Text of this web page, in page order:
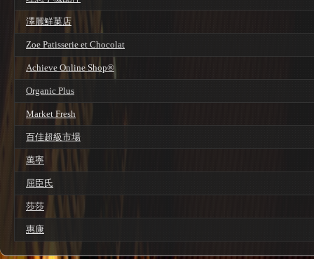
澤麗鮮菓店
Zoe Patisserie et Chocolat
Achieve Online Shop®
Organic Plus
Market Fresh
百佳超級市場
萬寧
屈臣氏
莎莎
惠康